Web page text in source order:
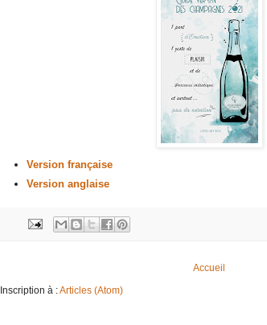
Version française
Version anglaise
Accueil
Inscription à :Articles (Atom)